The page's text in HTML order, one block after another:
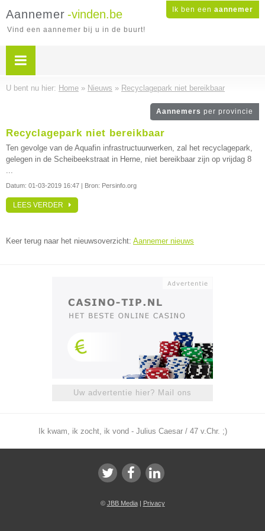
Ik ben een aannemer
Aannemer -vinden.be
Vind een aannemer bij u in de buurt!
U bent nu hier: Home » Nieuws » Recyclagepark niet bereikbaar
Aannemers per provincie
Recyclagepark niet bereikbaar
Ten gevolge van de Aquafin infrastructuurwerken, zal het recyclagepark,
gelegen in de Scheibeekstraat in Herne, niet bereikbaar zijn op vrijdag 8
...
Datum: 01-03-2019 16:47 | Bron: Persinfo.org
LEES VERDER
Keer terug naar het nieuwsoverzicht: Aannemer nieuws
Uw advertentie hier? Mail ons
Ik kwam, ik zocht, ik vond - Julius Caesar / 47 v.Chr. ;)
© JBB Media| Privacy